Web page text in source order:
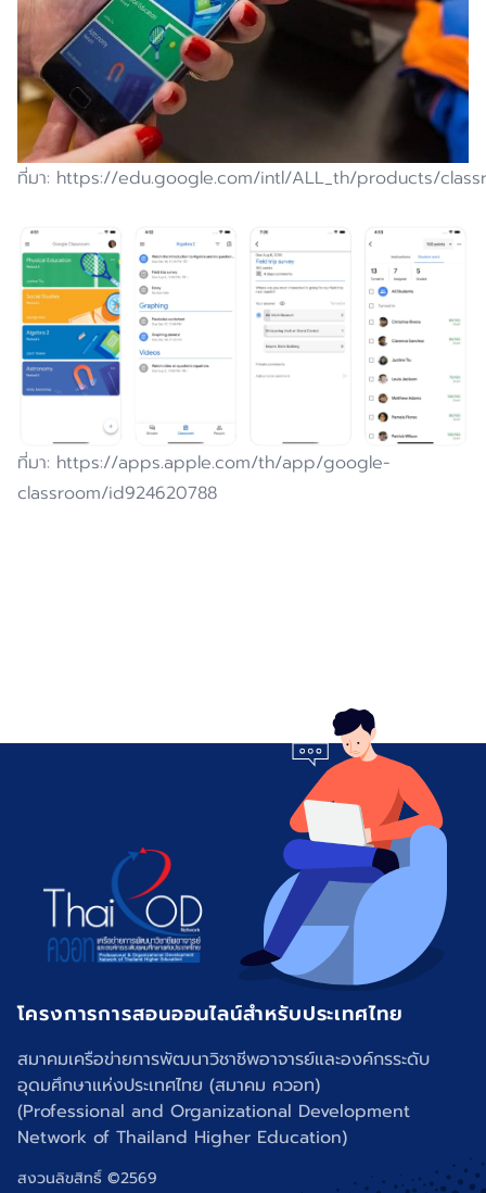
ที่มา: https://edu.google.com/intl/ALL_th/products/
ที่มา: https://apps.apple.com/th/app/google-
classroom/id924620788
โครงการการสอนออนไลน์สำหรับประเทศไทย
สมาคมเครือข่ายการพัฒนาวิชาชีพอาจารย์และองค์กรระดับ
อุดมศึกษาแห่งประเทศไทย (สมาคม ควอท)
(Professional and Organizational Development
Network of Thailand Higher Education)
สงวนลิขสิทธิ์ ©2569